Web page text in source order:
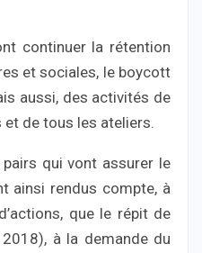
continuer la rétention
et sociales, le boycott
aussi, des activités de
de tous les ateliers.
qui vont assurer le
ainsi rendus compte, à
que le répit de
à la demande du